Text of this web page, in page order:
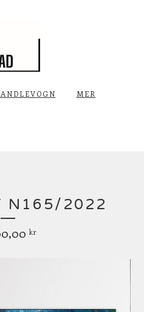
MER
N165/2022
kr